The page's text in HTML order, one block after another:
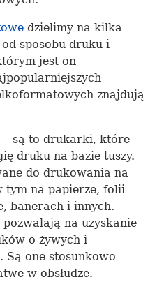
dzielimy na kilka
sposobu druku i
jest on
znajdują
są to drukarki, które
druku na bazie tuszy.
do drukowania na
tym na papierze, folii
banerach i innych.
pozwalają na uzyskanie
o żywych i
one stosunkowo
w obsłudze.